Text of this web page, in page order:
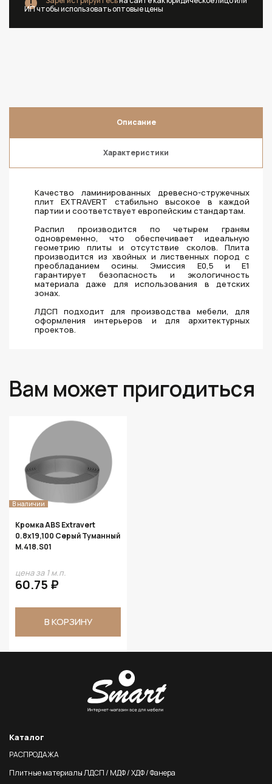
ИП чтобы использовать оптовые цены
Описание
Характеристики
Качество ламинированных древесно-стружечных
плит EXTRAVERT стабильно высокое в каждой
партии и соответствует европейским стандартам.
Распил производится по четырем граням
одновременно, что обеспечивает идеальную
геометрию плиты и отсутствие сколов. Плита
производится из хвойных и лиственных пород с
преобладанием осины. Эмиссия Е0,5 и Е1
гарантирует безопасность и экологичность
материала даже для использования в детских
зонах.
ЛДСП подходит для производства мебели, для
оформления интерьеров и для архитектурных
проектов.
Вам может пригодиться
В наличии
Кромка ABS Extravert
0.8х19,100 Серый Туманный
M.418.S01
цена за 1 м.п.
60.75 ₽
В КОРЗИНУ
Каталог
РАСПРОДАЖА
Плитные материалы ЛДСП / МДФ / ХДФ / Фанера